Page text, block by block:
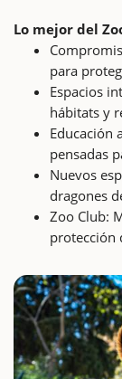
Lo mejor del
para
Espacios
hábitats y
Educación
pensadas
Nuevos
dragones
Zoo Club:
protección